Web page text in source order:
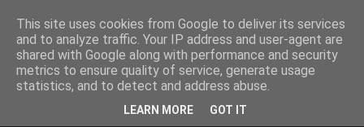
This site uses cookies from Google to deliver its services
and to analyze traffic. Your IP address and user-agent are
shared with Google along with performance and security
metrics to ensure quality of service, generate usage
statistics, and to detect and address abuse.
LEARN MORE GOT IT